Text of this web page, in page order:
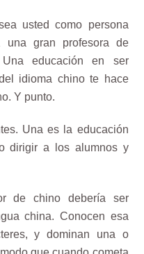
usted como persona
una gran profesora de
Una educación en ser
idioma chino te hace
Y punto.
Una es la educación
dirigir a los alumnos y
de chino debería ser
china. Conocen esa
y dominan una o